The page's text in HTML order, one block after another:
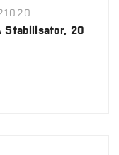
Stabilisator, 20